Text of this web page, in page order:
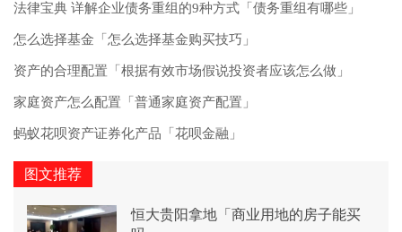
法律宝典 详解企业债务重组的9种方式「债务重组有哪些」
怎么选择基金「怎么选择基金购买技巧」
资产的合理配置「根据有效市场假说投资者应该怎么做」
家庭资产怎么配置「普通家庭资产配置」
蚂蚁花呗资产证券化产品「花呗金融」
图文推荐
恒大贵阳拿地「商业用地的房子能买